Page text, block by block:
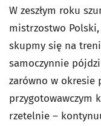
W zeszłym roku
mistrzostwo Polski,
skupmy się na
samoczynnie
zarówno w okresie
przygotowawczym
rzetelnie –